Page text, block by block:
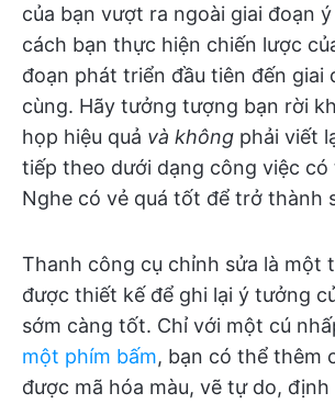
của bạn vượt ra ngoài giai đoạn
cách bạn thực hiện chiến lược
đoạn phát triển đầu tiên đến giai
cùng. Hãy tưởng tượng bạn rời
họp hiệu quả và không phải viết
tiếp theo dưới dạng công việc có
Nghe có vẻ quá tốt để trở thành
Thanh công cụ chỉnh sửa là một
được thiết kế để ghi lại ý tưởng
sớm càng tốt. Chỉ với một cú
một phím bấm, bạn có thể thêm
được mã hóa màu, vẽ tự do,